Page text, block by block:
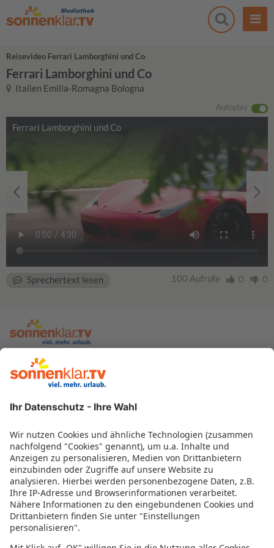
Reisevideo Ferrari Lamborghini und Co
Ferrari Lamborghini und Co
Italien Emilia-Romagna Bologna
Autoplay
Ferrari Lamborghini und Co
Sprechertext lesen 100 Aufrufe 0 0
zur sonnenklar.TV Webseite
Moderatoren
Impressum
Informationen zur Barrierefreiheit
Datenschutz
Datenschutzeinstellungen